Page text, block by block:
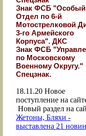
Знак ФСБ "Особый
Отдел по 6-й
Мотострелковой
3-го Армейского
Корпуса". ДКС
Знак ФСБ
по Московскому
Военному Округу."
Спецзнак.
18.11.20 Новое
поступление на
Новый раздел на
Жетоны, Бляхи -
выставлена 21